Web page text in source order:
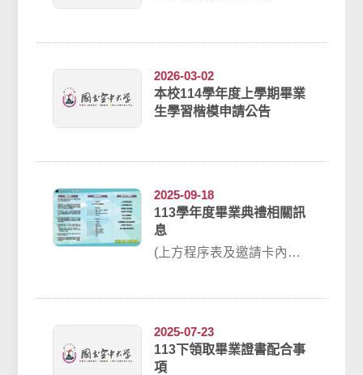
2026-03-02
本校114學年度上學期畢業
生學習楷模申請公告
2025-09-18
113學年度畢業典禮相關訊
息
(上方程序表及邀請卡內容
2025-07-23
113下領取畢業證書配合事
項